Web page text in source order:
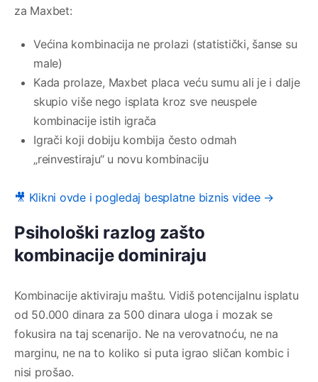
za Maxbet:
Većina kombinacija ne prolazi (statistički, šanse su
male)
Kada prolaze, Maxbet placa veću sumu ali je i dalje
skupio više nego isplata kroz sve neuspele
kombinacije istih igrača
Igrači koji dobiju kombija često odmah
„reinvestiraju“ u novu kombinaciju
🎥 Klikni ovde i pogledaj besplatne biznis videe →
Psihološki razlog zašto
kombinacije dominiraju
Kombinacije aktiviraju maštu. Vidiš potencijalnu isplatu
od 50.000 dinara za 500 dinara uloga i mozak se
fokusira na taj scenarijo. Ne na verovatnoću, ne na
marginu, ne na to koliko si puta igrao sličan kombic i
nisi prošao.